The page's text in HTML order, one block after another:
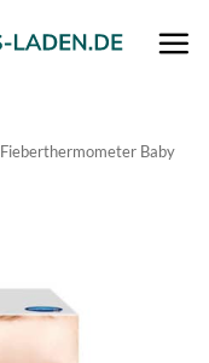
Fieberthermometer Baby